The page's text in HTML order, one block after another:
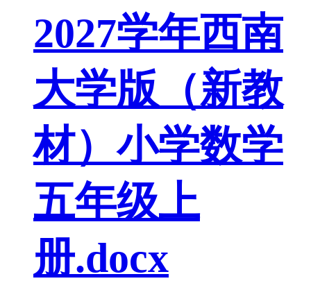
2027学年西南
大学版（新教
材）小学数学
五年级上
册.docx